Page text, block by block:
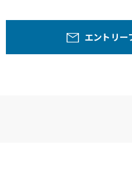
エントリー